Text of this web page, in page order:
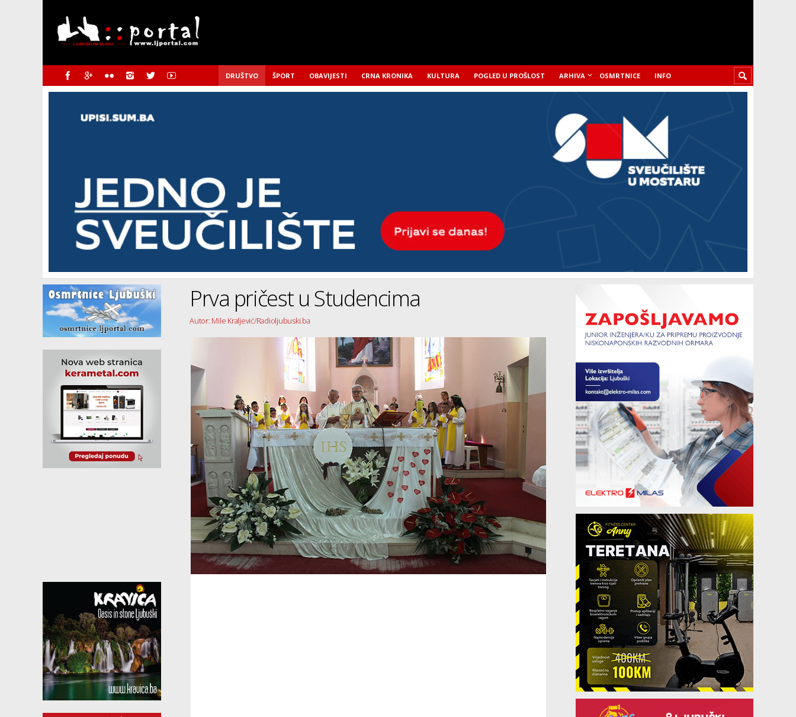
DRUŠTVO ŠPORT OBAVIJESTI CRNA KRONIKA KULTURA POGLED U PROŠLOST ARHIVA OSMRTNICE INFO
Prva pričest u Studencima
Autor: Mile Kraljević/Radioljubuski.ba